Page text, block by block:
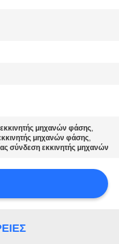
μηχανών φάσης,
μηχανών φάσης,
σύνδεση εκκινητής μηχανών